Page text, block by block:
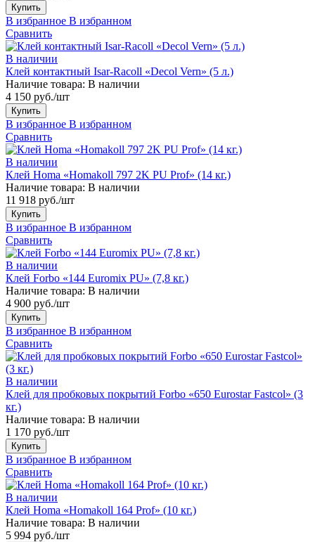
Купить
В избранное В избранном
Сравнить
В наличии
Клей контактный Isar-Racoll «Decol Vern» (5 л.)
Наличие товара: В наличии
4 150 руб./шт
Купить
В избранное В избранном
Сравнить
В наличии
Клей Homa «Homakoll 797 2K PU Prof» (14 кг.)
Наличие товара: В наличии
11 918 руб./шт
Купить
В избранное В избранном
Сравнить
В наличии
Клей Forbo «144 Euromix PU» (7,8 кг.)
Наличие товара: В наличии
4 900 руб./шт
Купить
В избранное В избранном
Сравнить
В наличии
Клей для пробковых покрытий Forbo «650 Eurostar Fastcol» (3
кг.)
Наличие товара: В наличии
1 170 руб./шт
Купить
В избранное В избранном
Сравнить
В наличии
Клей Homa «Homakoll 164 Prof» (10 кг.)
Наличие товара: В наличии
5 994 руб./шт